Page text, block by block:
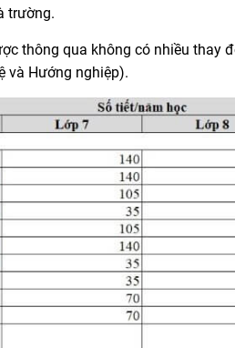
trường.
thông qua không có nhiều thay
và Hướng nghiệp).